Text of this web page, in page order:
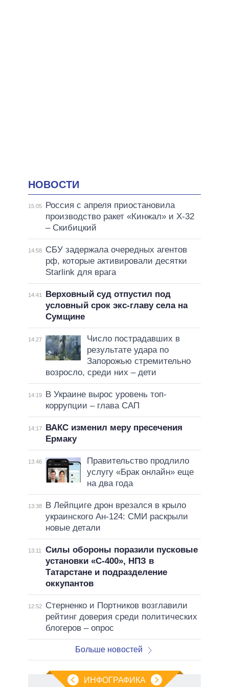
НОВОСТИ
15:05
Россия с апреля приостановила
производство ракет «Кинжал» и Х-32
– Скибицкий
14:58
СБУ задержала очередных агентов
рф, которые активировали десятки
Starlink для врага
14:41
Верховный суд отпустил под
условный срок экс-главу села на
Сумщине
14:27
Число пострадавших в
результате удара по
Запорожью стремительно
возросло, среди них – дети
14:19
В Украине вырос уровень топ-
коррупции – глава САП
14:17
ВАКС изменил меру пресечения
Ермаку
13:46
Правительство продлило
услугу «Брак онлайн» еще
на два года
13:38
В Лейпциге дрон врезался в крыло
украинского Ан-124: СМИ раскрыли
новые детали
13:11
Силы обороны поразили пусковые
установки «С-400», НПЗ в
Татарстане и подразделение
оккупантов
12:52
Стерненко и Портников возглавили
рейтинг доверия среди политических
блогеров – опрос
Больше новостей
ИНФОГРАФИКА